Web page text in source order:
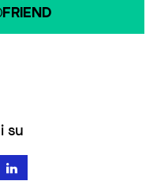
FRIEND
su